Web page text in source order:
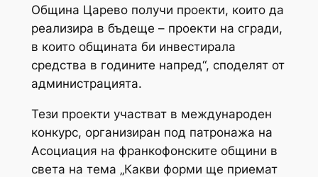
Община Царево получи проекти, които да
реализира в бъдеще – проекти на сгради,
в които общината би инвестирала
средства в годините напред“, споделят от
администрацията.
Тези проекти участват в международен
конкурс, организиран под патронажа на
Асоциация на франкофонските общини в
света на тема „Какви форми ще приемат